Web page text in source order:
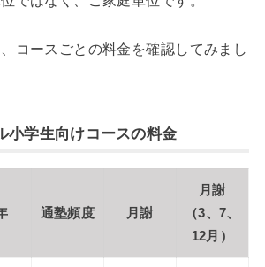
コースごとの料金を確認してみまし
小学生向けコースの料金
通塾頻度 月謝
月謝
（3、7、
12月）